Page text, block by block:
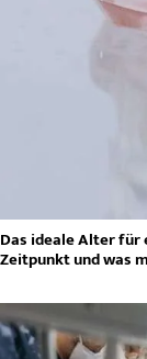
Das ideale Alter für
Zeitpunkt und was